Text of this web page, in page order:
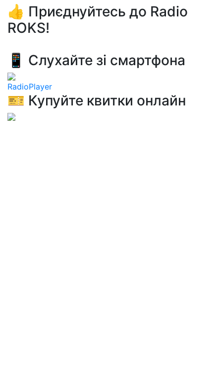
👍 Приєднуйтесь до Radio
ROKS!
📱 Слухайте зі смартфона
RadioPlayer
🎫 Купуйте квитки онлайн